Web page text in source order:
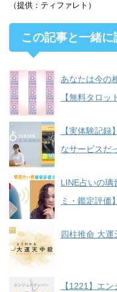
（提供：ティファレト）
この記事と一緒
あなたは今の
【無料タロッ
【実体験記
なサービスだ
LINE占いの璃
ミ・鑑定評価】
四柱推命 大
【1221】エ